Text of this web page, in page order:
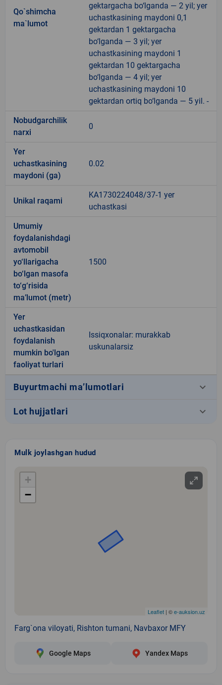
Qo`shimcha
ma`lumot
gektargacha bo‘lganda — 2 yil; yer
uchastkasining maydoni 0,1
gektardan 1 gektargacha
bo‘lganda — 3 yil; yer
uchastkasining maydoni 1
gektardan 10 gektargacha
bo‘lganda — 4 yil; yer
uchastkasining maydoni 10
gektardan ortiq bo‘lganda — 5 yil. -
Nobudgarchilik
narxi
0
Yer
uchastkasining
maydoni (ga)
0.02
Unikal raqami
KA1730224048/37-1 yer
uchastkasi
Umumiy
foydalanishdagi
avtomobil
yo‘llarigacha
bo‘lgan masofa
to‘g‘risida
ma’lumot (metr)
1500
Yer
uchastkasidan
foydalanish
mumkin bo'lgan
faoliyat turlari
Issiqxonalar: murakkab
uskunalarsiz
Buyurtmachi ma’lumotlari keyboard_arrow_down
Lot hujjatlari keyboard_arrow_down
Mulk joylashgan hudud
+
−
Leaflet | ©e-auksion.uz
Farg`ona viloyati, Rishton tumani, Navbaxor MFY
Google Maps Yandex Maps